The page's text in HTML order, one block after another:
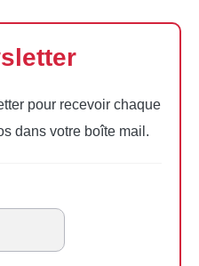
pour recevoir chaque
dans votre boîte mail.